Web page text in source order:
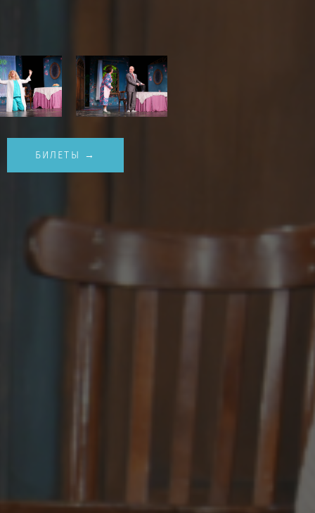
БИЛЕТЫ →